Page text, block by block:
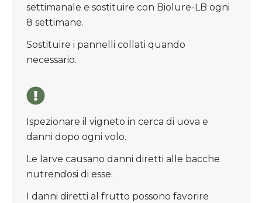
settimanale e sostituire con Biolure-LB ogni
8 settimane.
Sostituire i pannelli collati quando
necessario.
Ispezionare il vigneto in cerca di uova e
danni dopo ogni volo.
Le larve causano danni diretti alle bacche
nutrendosi di esse.
I danni diretti al frutto possono favorire